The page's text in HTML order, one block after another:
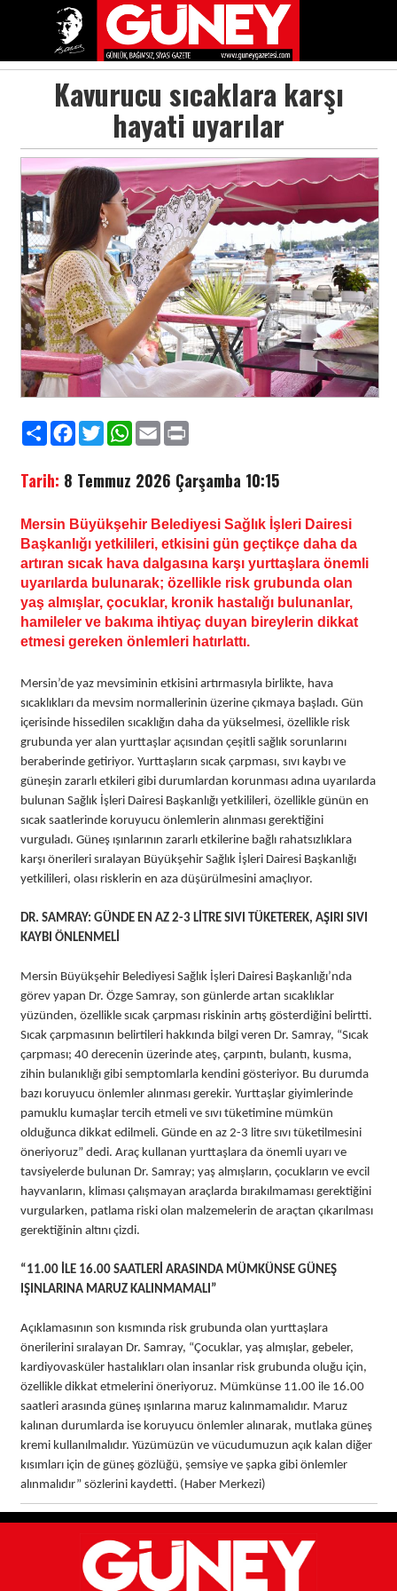
Kavurucu sıcaklara karşı
hayati uyarılar
PaylaşFacebook
TwitterWhatsApp
EmailPrint
Tarih: 8 Temmuz 2026 Çarşamba 10:15
Mersin Büyükşehir Belediyesi Sağlık İşleri Dairesi
Başkanlığı yetkilileri, etkisini gün geçtikçe daha da
artıran sıcak hava dalgasına karşı yurttaşlara önemli
uyarılarda bulunarak; özellikle risk grubunda olan
yaş almışlar, çocuklar, kronik hastalığı bulunanlar,
hamileler ve bakıma ihtiyaç duyan bireylerin dikkat
etmesi gereken önlemleri hatırlattı.
Mersin’de yaz mevsiminin etkisini artırmasıyla birlikte, hava
sıcaklıkları da mevsim normallerinin üzerine çıkmaya başladı. Gün
içerisinde hissedilen sıcaklığın daha da yükselmesi, özellikle risk
grubunda yer alan yurttaşlar açısından çeşitli sağlık sorunlarını
beraberinde getiriyor. Yurttaşların sıcak çarpması, sıvı kaybı ve
güneşin zararlı etkileri gibi durumlardan korunması adına uyarılarda
bulunan Sağlık İşleri Dairesi Başkanlığı yetkilileri, özellikle günün en
sıcak saatlerinde koruyucu önlemlerin alınması gerektiğini
vurguladı. Güneş ışınlarının zararlı etkilerine bağlı rahatsızlıklara
karşı önerileri sıralayan Büyükşehir Sağlık İşleri Dairesi Başkanlığı
yetkilileri, olası risklerin en aza düşürülmesini amaçlıyor.
DR. SAMRAY: GÜNDE EN AZ 2-3 LİTRE SIVI TÜKETEREK, AŞIRI SIVI
KAYBI ÖNLENMELİ
Mersin Büyükşehir Belediyesi Sağlık İşleri Dairesi Başkanlığı’nda
görev yapan Dr. Özge Samray, son günlerde artan sıcaklıklar
yüzünden, özellikle sıcak çarpması riskinin artış gösterdiğini belirtti.
Sıcak çarpmasının belirtileri hakkında bilgi veren Dr. Samray, “Sıcak
çarpması; 40 derecenin üzerinde ateş, çarpıntı, bulantı, kusma,
zihin bulanıklığı gibi semptomlarla kendini gösteriyor. Bu durumda
bazı koruyucu önlemler alınması gerekir. Yurttaşlar giyimlerinde
pamuklu kumaşlar tercih etmeli ve sıvı tüketimine mümkün
olduğunca dikkat edilmeli. Günde en az 2-3 litre sıvı tüketilmesini
öneriyoruz” dedi. Araç kullanan yurttaşlara da önemli uyarı ve
tavsiyelerde bulunan Dr. Samray; yaş almışların, çocukların ve evcil
hayvanların, kliması çalışmayan araçlarda bırakılmaması gerektiğini
vurgularken, patlama riski olan malzemelerin de araçtan çıkarılması
gerektiğinin altını çizdi.
“11.00 İLE 16.00 SAATLERİ ARASINDA MÜMKÜNSE GÜNEŞ
IŞINLARINA MARUZ KALINMAMALI”
Açıklamasının son kısmında risk grubunda olan yurttaşlara
önerilerini sıralayan Dr. Samray, “Çocuklar, yaş almışlar, gebeler,
kardiyovasküler hastalıkları olan insanlar risk grubunda oluğu için,
özellikle dikkat etmelerini öneriyoruz. Mümkünse 11.00 ile 16.00
saatleri arasında güneş ışınlarına maruz kalınmamalıdır. Maruz
kalınan durumlarda ise koruyucu önlemler alınarak, mutlaka güneş
kremi kullanılmalıdır. Yüzümüzün ve vücudumuzun açık kalan diğer
kısımları için de güneş gözlüğü, şemsiye ve şapka gibi önlemler
alınmalıdır” sözlerini kaydetti. (Haber Merkezi)